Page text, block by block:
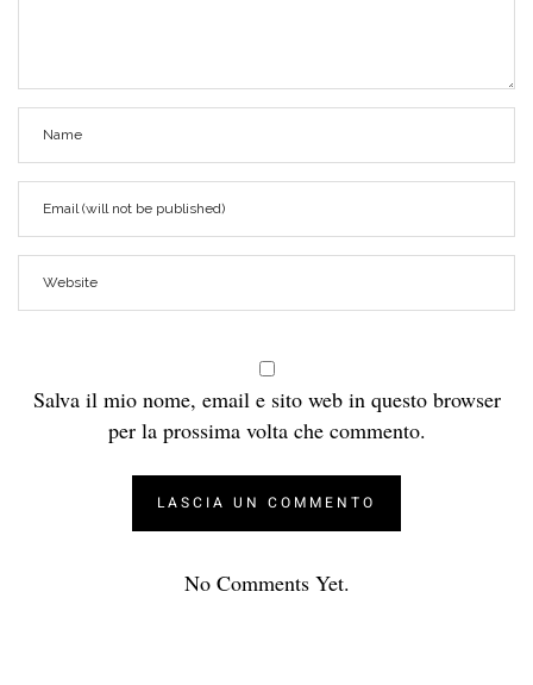
Salva il mio nome, email e sito web in questo browser
per la prossima volta che commento.
No Comments Yet.